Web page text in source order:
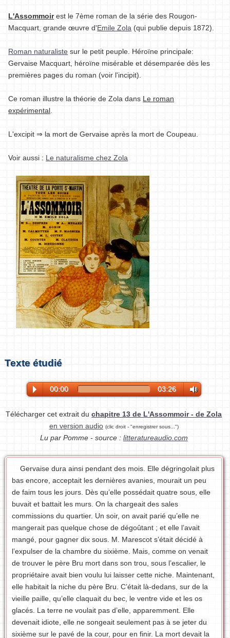
L'Assommoirest le 7ème roman de la série des Rougon-
Macquart, grande œuvre d'Emile Zola (qui publie depuis 1872).
Roman naturaliste sur le petit peuple. Héroïne principale:
Gervaise Macquart, héroïne misérable et désemparée dès les
premières pages du roman (voir l'incipit).
Ce roman illustre la théorie de Zola dans Le roman
expérimental
L'excipit ⇒ la mort de Gervaise après la mort de Coupeau.
Voir aussi : Le naturalisme chez Zola
Texte étudié
00:00 03:26
Télécharger cet extrait duchapitre 13 de L'Assommoir - de Zola
en version audio (clic droit - "enregistrer sous...")
Lu par Pomme - source : litteratureaudio.com
Gervaise dura ainsi pendant des mois. Elle dégringolait plus
bas encore, acceptait les dernières avanies, mourait un peu
de faim tous les jours. Dès qu’elle possédait quatre sous, elle
buvait et battait les murs. On la chargeait des sales
commissions du quartier. Un soir, on avait parié qu’elle ne
mangerait pas quelque chose de dégoûtant ; et elle l’avait
mangé, pour gagner dix sous. M. Marescot s’était décidé à
l’expulser de la chambre du sixième. Mais, comme on venait
de trouver le père Bru mort dans son trou, sous l’escalier, le
propriétaire avait bien voulu lui laisser cette niche. Maintenant,
elle habitait la niche du père Bru. C’était là-dedans, sur de la
vieille paille, qu’elle claquait du bec, le ventre vide et les os
glacés. La terre ne voulait pas d’elle, apparemment. Elle
devenait idiote, elle ne songeait seulement pas à se jeter du
sixième sur le pavé de la cour, pour en finir. La mort devait la